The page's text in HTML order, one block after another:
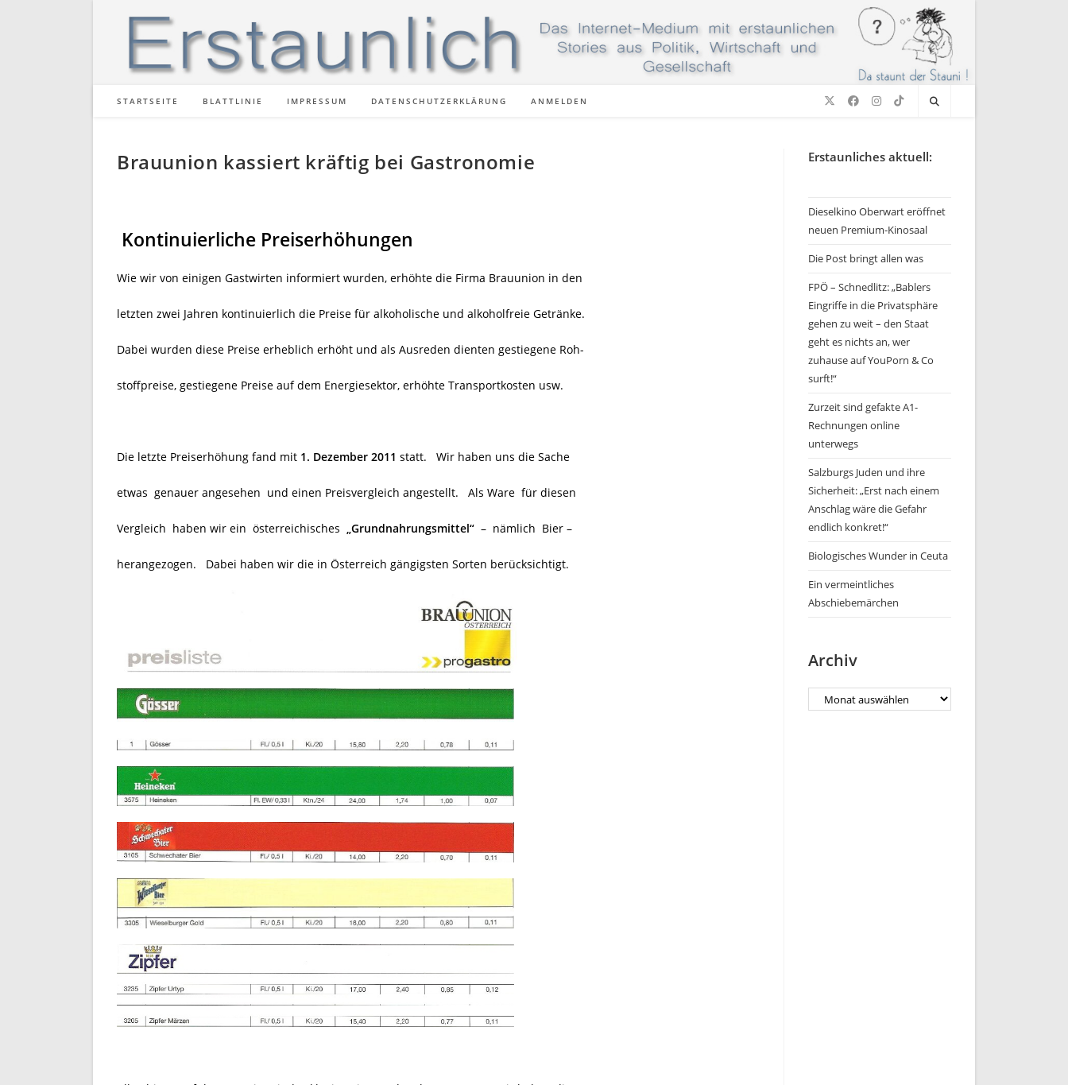
STARTSEITE BLATTLINIE IMPRESSUM DATENSCHUTZERKLÄRUNG ANMELDEN
Brauunion kassiert kräftig bei Gastronomie
Kontinuierliche Preiserhöhungen
Wie wir von einigen Gastwirten informiert wurden, erhöhte die Firma Brauunion in den
letzten zwei Jahren kontinuierlich die Preise für alkoholische und alkoholfreie Getränke.
Dabei wurden diese Preise erheblich erhöht und als Ausreden dienten gestiegene Roh-
stoffpreise, gestiegene Preise auf dem Energiesektor, erhöhte Transportkosten usw.
Die letzte Preiserhöhung fand mit 1. Dezember 2011 statt. Wir haben uns die Sache
etwas genauer angesehen und einen Preisvergleich angestellt. Als Ware für diesen
Vergleich haben wir ein österreichisches „Grundnahrungsmittel“ – nämlich Bier –
herangezogen. Dabei haben wir die in Österreich gängigsten Sorten berücksichtigt.
Erstaunliches aktuell:
Dieselkino Oberwart eröffnet
neuen Premium-Kinosaal
Die Post bringt allen was
FPÖ – Schnedlitz: „Bablers
Eingriffe in die Privatsphäre
gehen zu weit – den Staat
geht es nichts an, wer
zuhause auf YouPorn & Co
surft!“
Zurzeit sind gefakte A1-
Rechnungen online
unterwegs
Salzburgs Juden und ihre
Sicherheit: „Erst nach einem
Anschlag wäre die Gefahr
endlich konkret!“
Biologisches Wunder in Ceuta
Ein vermeintliches
Abschiebemärchen
Archiv
Archiv